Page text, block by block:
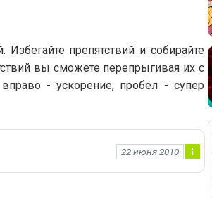
препятствий и собирайте
вы сможете перепрыгивая их с
- ускорение, пробел - супер
22 июня 2010